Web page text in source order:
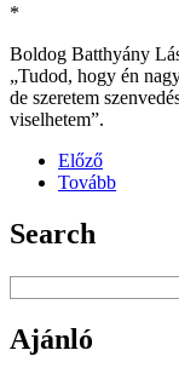
*
Boldog Batthyány
„Tudod, hogy én
de szeretem
viselhetem”.
Előző
Tovább
Search
Ajánló